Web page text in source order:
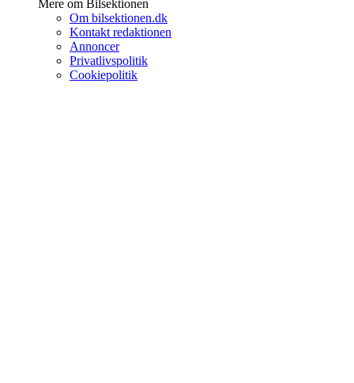
Mere om Bilsektionen
Om bilsektionen.dk
Kontakt redaktionen
Annoncer
Privatlivspolitik
Cookiepolitik